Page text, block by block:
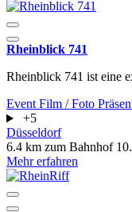
Rheinblick 741
Rheinblick 741 ist eine
Event Film / Foto
+5
Düsseldorf
6.4 km zum Bahnhof
Mehr erfahren